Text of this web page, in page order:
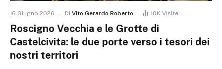
16 Giugno 2026 Di Vito Gerardo Roberto 10K Visite
Roscigno Vecchia e le Grotte di
Castelcivita: le due porte verso i tesori dei
nostri territori